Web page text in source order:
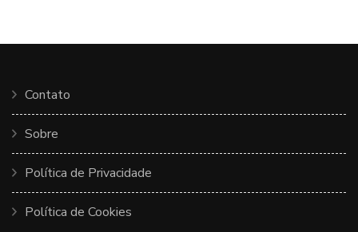
Contato
Sobre
Política de Privacidade
Política de Cookies